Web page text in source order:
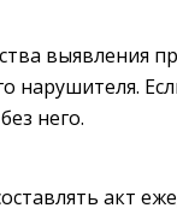
выявления
нарушителя.
него.
акт